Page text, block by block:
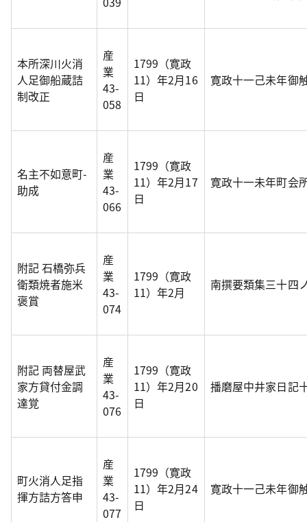
本所深川火消
人足御船蔵詰
制改正
産
業
43-
058
1799（寛政
11）年2月16
日
寛政十一己未年御
名主不如意町-
助成
産
業
43-
066
1799（寛政
11）年2月17
日
寛政十一未年町会
附記 石橋弥兵
衛類焼者施米
褒賞
産
業
43-
074
1799（寛政
11）年2月
南撰要類集三十四
附記 両替屋武
家方貸付金調
達覚
産
業
43-
076
1799（寛政
11）年2月20
日
播磨屋中井家日記
町火消人足指
揮方詰方答申
産
業
43-
077
1799（寛政
11）年2月24
日
寛政十一己未年御